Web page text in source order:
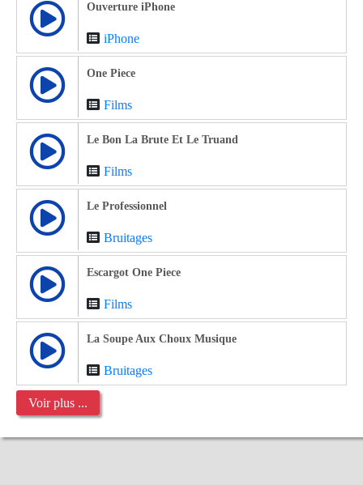
Ouverture iPhone
iPhone
One Piece
Films
Le Bon La Brute Et Le Truand
Films
Le Professionnel
Bruitages
Escargot One Piece
Films
La Soupe Aux Choux Musique
Bruitages
Voir plus ...